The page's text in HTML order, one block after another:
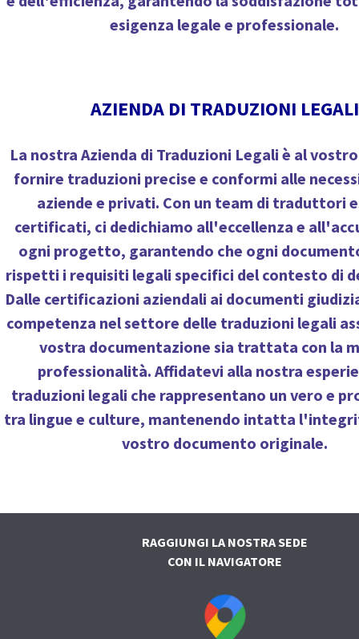
esigenza legale e professionale.
AZIENDA DI TRADUZIONI LEGALI
La nostra Azienda di Traduzioni Legali è al
fornire traduzioni precise e conformi alle
aziende e privati. Con un team di traduttori
certificati, ci dedichiamo all'eccellenza e
ogni progetto, garantendo che ogni
rispetti i requisiti legali specifici del contesto di
Dalle certificazioni aziendali ai documenti
competenza nel settore delle traduzioni legali
vostra documentazione sia trattata con la
professionalità. Affidatevi alla nostra
traduzioni legali che rappresentano un vero e
tra lingue e culture, mantenendo intatta
vostro documento originale.
RAGGIUNGI LA NOSTRA SEDE
CON IL NAVIGATORE